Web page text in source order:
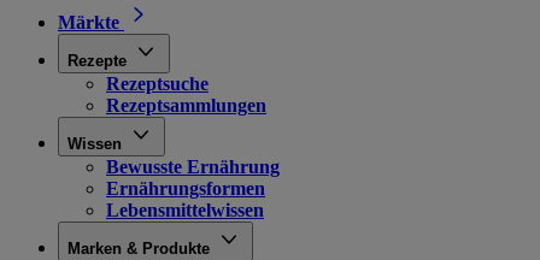
Märkte
Rezepte
Rezeptsuche
Rezeptsammlungen
Wissen
Bewusste Ernährung
Ernährungsformen
Lebensmittelwissen
Marken & Produkte